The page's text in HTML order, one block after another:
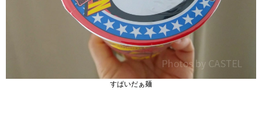
すぱいだぁ麺